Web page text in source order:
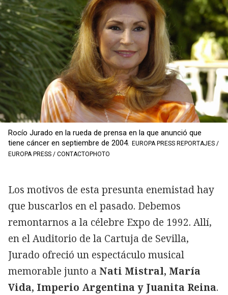
Rocío Jurado en la rueda de prensa en la que anunció que
tiene cáncer en septiembre de 2004. EUROPA PRESS REPORTAJES /
EUROPA PRESS / CONTACTOPHOTO
Los motivos de esta presunta enemistad hay
que buscarlos en el pasado. Debemos
remontarnos a la célebre Expo de 1992. Allí,
en el Auditorio de la Cartuja de Sevilla,
Jurado ofreció un espectáculo musical
memorable junto a Nati Mistral, María
Vida, Imperio Argentina y Juanita Reina.